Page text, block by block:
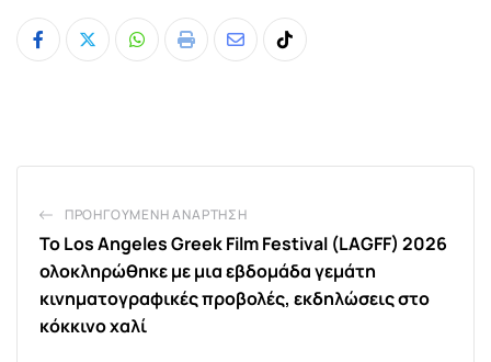
Whatsapp
Print
ShareTiktok
ΠΡΟΗΓΟΎΜΕΝΗ ΑΝΆΡΤΗΣΗ
Το Los Angeles Greek Film Festival (LAGFF) 2026
ολοκληρώθηκε με μια εβδομάδα γεμάτη
κινηματογραφικές προβολές, εκδηλώσεις στο
κόκκινο χαλί